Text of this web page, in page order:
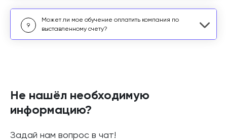
9
Может ли мое обучение оплатить компания по
выставленному счету?
Не нашёл необходимую
информацию?
Задай нам вопрос в чат!